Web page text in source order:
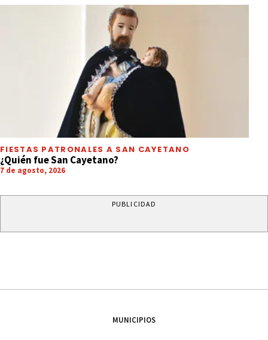
FIESTAS PATRONALES A SAN CAYETANO
¿Quién fue San Cayetano?
7 de agosto, 2026
PUBLICIDAD
MUNICIPIOS